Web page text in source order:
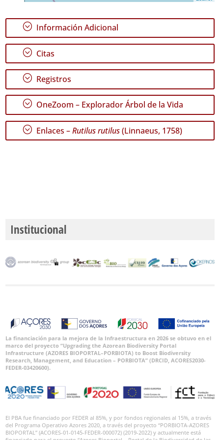
GBIF -
Ocurrencias
🔗 GBIF
España
🔗 GBIF
World
; Información Adicional
; Citas
; Registros
; OneZoom – Explorador Árbol de la Vida
; Enlaces –Rutilus rutilus(Linnaeus, 1758)
Institucional
La financiación para la mejora de la Infraestructura en 2026 se obtuvo en el
marco del proyecto “Upgrading the Azorean Biodiversity Portal
Infrastructure (AZORES BIOPORTAL–PORBIOTA) to Boost Biodiversity
Research, Management, and Education – PORBIOTA” (DRCID, ACORES2030-
FEDER-03420600).
El PBA fue financiado por FEDER al 85%, y por fondos regionales al 15%, a través
del Programa Operativo Azores 2020, a través del proyecto “PORBIOTA-AZORES
BIOPORTAL” (ACORES-01-0145-FEDER-000072) (2019-2022) y actualmente está